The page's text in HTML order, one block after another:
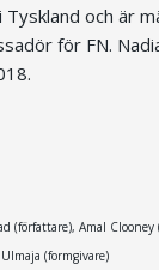
och är
för FN.
(författare), Amal
(formgivare)